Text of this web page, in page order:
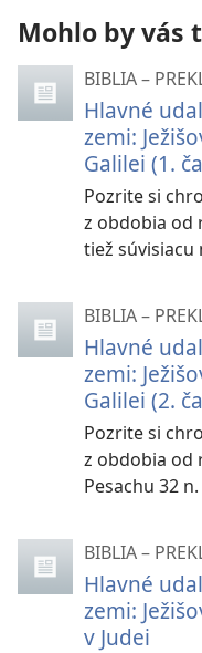
Mohlo by vás
BIBLIA –
Hlavné
zemi:
Galilei (1.
Pozrite si
z obdobia od
tiež súvisiacu
BIBLIA –
Hlavné
zemi:
Galilei (2.
Pozrite si
z obdobia od
Pesachu 32
BIBLIA –
Hlavné
zemi:
v Judei